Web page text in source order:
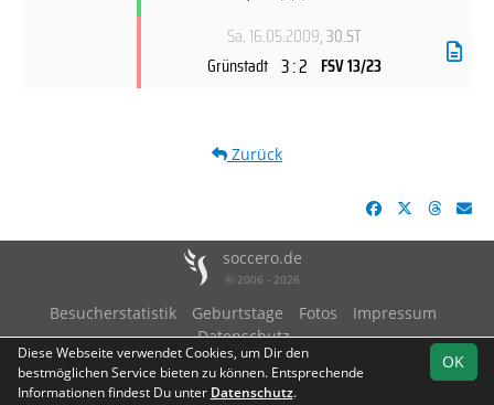
Sa, 16.05.2009, 30.ST
Grünstadt 3 : 2 FSV 13/23
Zurück
soccero.de
© 2006 - 2026
Besucherstatistik Geburtstage Fotos
Impressum
Datenschutz
OK
Diese Webseite verwendet Cookies, um Dir den
bestmöglichen Service bieten zu können. Entsprechende
Informationen findest Du unter Datenschutz.